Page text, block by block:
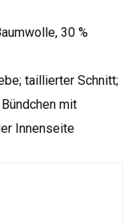
30 %
taillierter Schnitt;
mit
Innenseite